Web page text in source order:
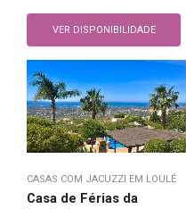
VER DISPONIBILIDADE
CASAS COM JACUZZI EM LOULÉ
Casa de Férias da